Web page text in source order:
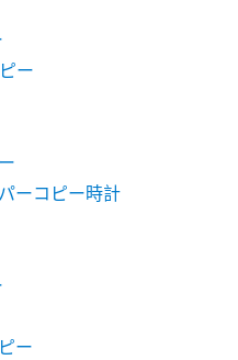
ー
ーコピー時計
ー